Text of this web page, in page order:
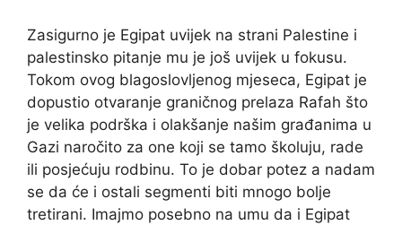
Zasigurno je Egipat uvijek na strani Palestine i
palestinsko pitanje mu je još uvijek u fokusu.
Tokom ovog blagoslovljenog mjeseca, Egipat je
dopustio otvaranje graničnog prelaza Rafah što
je velika podrška i olakšanje našim građanima u
Gazi naročito za one koji se tamo školuju, rade
ili posjećuju rodbinu. To je dobar potez a nadam
se da će i ostali segmenti biti mnogo bolje
tretirani. Imajmo posebno na umu da i Egipat